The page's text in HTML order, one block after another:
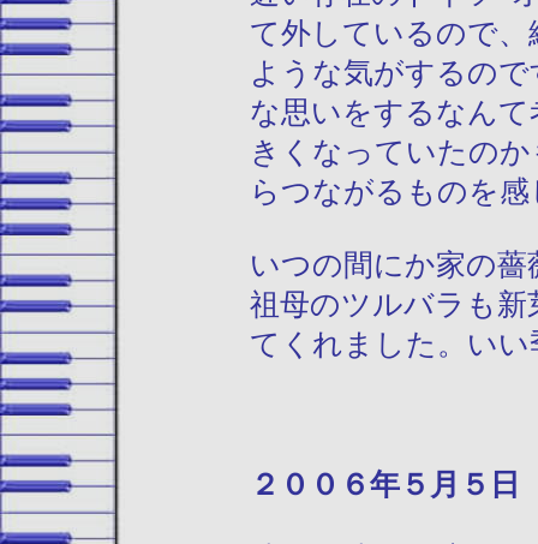
て外しているので
ような気がするの
な思いをするなん
きくなっていたの
らつながるものを
いつの間にか家の
祖母のツルバラも
てくれました。い
２００６年５